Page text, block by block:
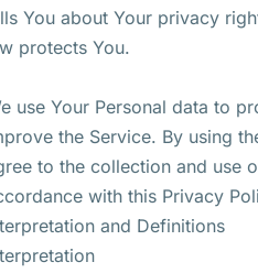
You about Your privacy
protects You.
use Your Personal data to
the Service. By using
to the collection and use
with this Privacy
and Definitions